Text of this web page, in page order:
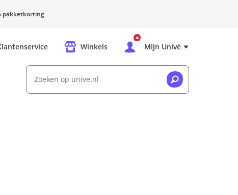
pakketkorting
Winkels Mijn Univé
Zoeken op unive.nl